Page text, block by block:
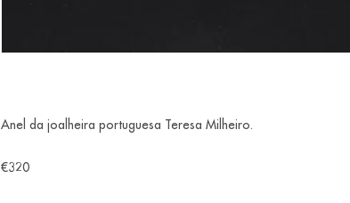
Anel da joalheira portuguesa Teresa Milheiro.
€320